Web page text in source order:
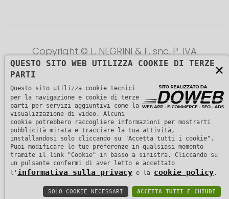
Copyright © L. NEGRINI & F. snc. P. IVA
01482510235 - Informativa sulla privacy ×
QUESTO SITO WEB UTILIZZA COOKIE DI TERZE
PARTI
Questo sito utilizza cookie tecnici
per la navigazione e cookie di terze
parti per servizi aggiuntivi come la
visualizzazione di video. Alcuni
cookie potrebbero raccogliere informazioni per mostrarti
pubblicità mirata e tracciare la tua attività,
installandosi solo cliccando su "Accetta tutti i cookie".
Puoi modificare le tue preferenze in qualsiasi momento
tramite il link "Cookie" in basso a sinistra. Cliccando su
un pulsante confermi di aver letto e accettato
l' informativa sulla privacy e la cookie policy .
ACCETTA TUTTI E CHIUDI
SOLO COOKIE NECESSARI